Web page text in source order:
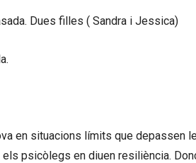
Dues filles ( Sandra i Jessica)
en situacions límits que depassen
psicòlegs en diuen resiliència.